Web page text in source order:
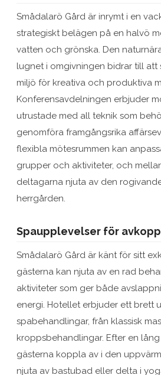
Smådalarö Gård är inrymt i en
strategiskt belägen på en halvö
vatten och grönska. Den
lugnet i omgivningen bidrar till att
miljö för kreativa och produktiva
Konferensavdelningen erbjuder
utrustade med all teknik som
genomföra framgångsrika
flexibla mötesrummen kan
grupper och aktiviteter, och
deltagarna njuta av den
herrgården.
Spaupplevelser för
Smådalarö Gård är känt för sitt
gästerna kan njuta av en rad
aktiviteter som ger både
energi. Hotellet erbjuder ett brett
spabehandlingar, från klassisk
kroppsbehandlingar. Efter en
gästerna koppla av i den
njuta av bastubad eller delta i